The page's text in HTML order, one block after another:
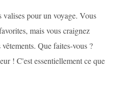
valises pour un voyage. Vous
mais vous craignez
Que faites-vous ?
! C'est essentiellement ce que